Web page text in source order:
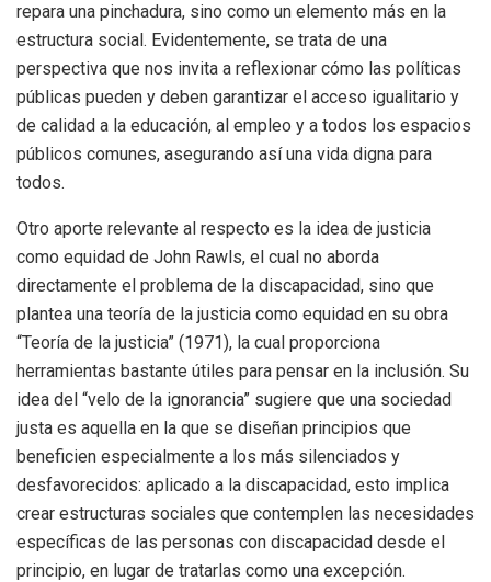
repara una pinchadura, sino como un elemento más en la
estructura social. Evidentemente, se trata de una
perspectiva que nos invita a reflexionar cómo las políticas
públicas pueden y deben garantizar el acceso igualitario y
de calidad a la educación, al empleo y a todos los espacios
públicos comunes, asegurando así una vida digna para
todos.
Otro aporte relevante al respecto es la idea de justicia
como equidad de John Rawls, el cual no aborda
directamente el problema de la discapacidad, sino que
plantea una teoría de la justicia como equidad en su obra
“Teoría de la justicia” (1971), la cual proporciona
herramientas bastante útiles para pensar en la inclusión. Su
idea del “velo de la ignorancia” sugiere que una sociedad
justa es aquella en la que se diseñan principios que
beneficien especialmente a los más silenciados y
desfavorecidos: aplicado a la discapacidad, esto implica
crear estructuras sociales que contemplen las necesidades
específicas de las personas con discapacidad desde el
principio, en lugar de tratarlas como una excepción.